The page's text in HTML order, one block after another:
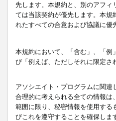
先します。本規約と、別のアフ
ては当該契約が優先します。本
れたすべての合意および協議に優
本規約において、「含む」、「
び「例えば、ただしそれに限定さ
アソシエイト・プログラムに関
合理的に考えられる全ての情報は
範囲に限り、秘密情報を使用す
びこれを遵守することを確保し